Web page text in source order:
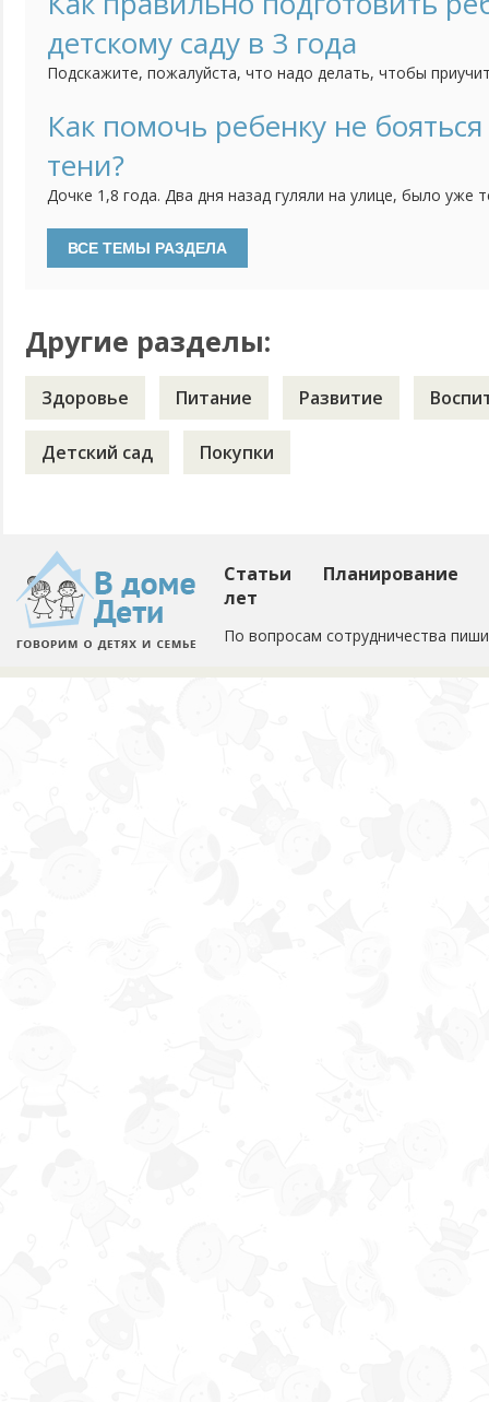
(третье кесарево) и даже. когда нас с малышкой на 10
детскому саду в 3 года
Подскажите, пожалуйста, что надо делать, чтобы
сад, поскольку мне пора уже выходить на работу.
ребенок уже мог самостоятельно кушать, садиться на
Как помочь ребенку не
тени?
Дочке 1,8 года. Два дня назад гуляли на улице, было уже
поиграть с тенью, потрогать и т.д. не помогли. И вот
дома - как только видит тень, сразу бежит на диван, на
Другие разделы:
Здоровье Питание Развитие
Детский сад Покупки
Статьи
Планирование
лет
По вопросам сотрудничества